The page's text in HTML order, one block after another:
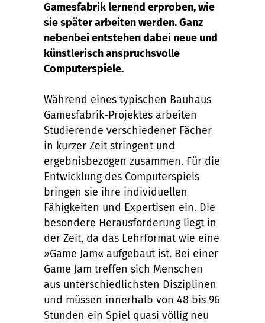
Gamesfabrik lernend erproben, wie
sie später arbeiten werden. Ganz
nebenbei entstehen dabei neue und
künstlerisch anspruchsvolle
Computerspiele.
Während eines typischen Bauhaus
Gamesfabrik-Projektes arbeiten
Studierende verschiedener Fächer
in kurzer Zeit stringent und
ergebnisbezogen zusammen. Für die
Entwicklung des Computerspiels
bringen sie ihre individuellen
Fähigkeiten und Expertisen ein. Die
besondere Herausforderung liegt in
der Zeit, da das Lehrformat wie eine
»Game Jam« aufgebaut ist. Bei einer
Game Jam treffen sich Menschen
aus unterschiedlichsten Disziplinen
und müssen innerhalb von 48 bis 96
Stunden ein Spiel quasi völlig neu